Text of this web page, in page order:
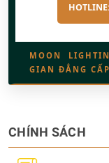
MOON
GIAN ĐẲNG CẤP
CHÍNH SÁCH